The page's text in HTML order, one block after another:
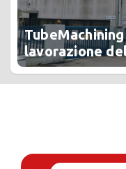
lavorazione